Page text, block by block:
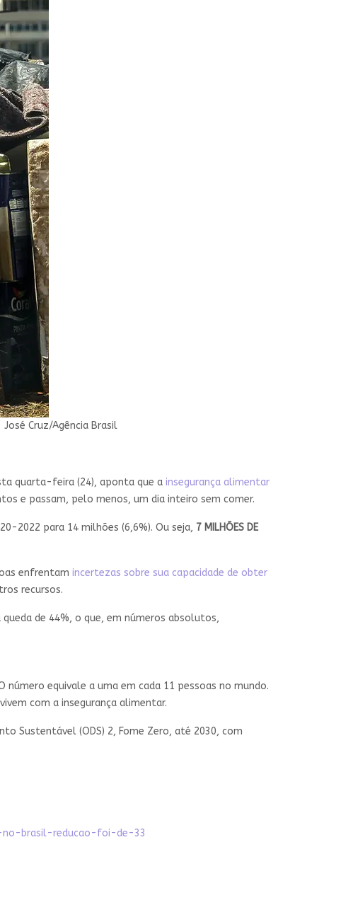
Cruz/Agência Brasil
quarta-feira (24), aponta que a insegurança alimentar
e passam, pelo menos, um dia inteiro sem comer.
2022 para 14 milhões (6,6%). Ou seja, 7 MILHÕES DE
enfrentam incertezas sobre sua capacidade de obter
recursos.
de 44%, o que, em números absolutos,
número equivale a uma em cada 11 pessoas no mundo.
com a insegurança alimentar.
Sustentável (ODS) 2, Fome Zero, até 2030, com
no-brasil-reducao-foi-de-33